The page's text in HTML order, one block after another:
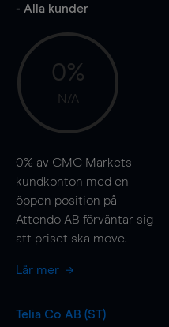
- Alla kunder
0%
N/A
0% av CMC Markets
kundkonton med en
öppen position på
Attendo AB förväntar sig
att priset ska move.
Lär mer
Telia Co AB (ST)